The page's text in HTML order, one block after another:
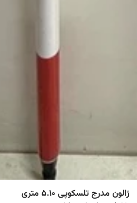
ژالون مدرج تلسکوپی 5.10 متری